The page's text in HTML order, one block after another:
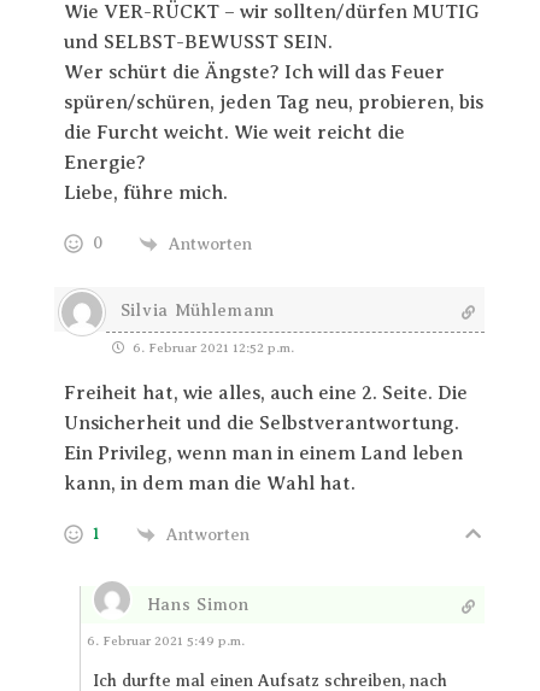
Wie VER-RÜCKT – wir sollten/dürfen MUTIG
und SELBST-BEWUSST SEIN.
Wer schürt die Ängste? Ich will das Feuer
spüren/schüren, jeden Tag neu, probieren, bis
die Furcht weicht. Wie weit reicht die
Energie?
Liebe, führe mich.
0 Antworten
Silvia Mühlemann
6. Februar 2021 12:52 p.m.
Freiheit hat, wie alles, auch eine 2. Seite. Die
Unsicherheit und die Selbstverantwortung.
Ein Privileg, wenn man in einem Land leben
kann, in dem man die Wahl hat.
1 Antworten
Hans Simon
Antworten
6. Februar 2021 5:49 p.m.
Ich durfte mal einen Aufsatz schreiben, nach